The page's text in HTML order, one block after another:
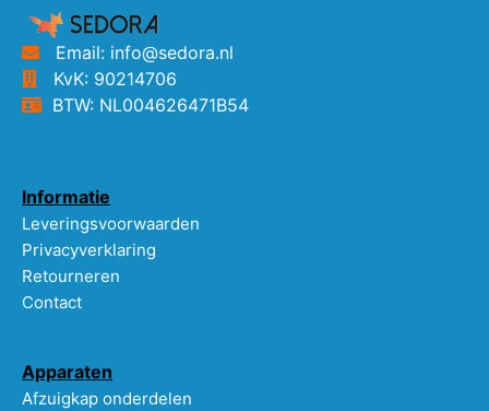
Email: info@sedora.nl
KvK: 90214706
BTW: NL004626471B54
Informatie
Leveringsvoorwaarden
Privacyverklaring
Retourneren
Contact
Apparaten
Afzuigkap onderdelen